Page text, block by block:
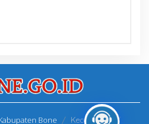
Bone Kecamatan